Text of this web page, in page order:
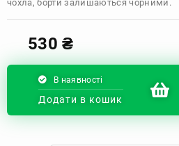
чохла, борти залишаються чорними.
530₴
В наявності
Додати в кошик